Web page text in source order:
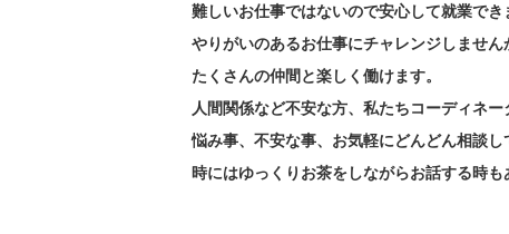
難しいお仕事ではないので安心して就業でき
やりがいのあるお仕事にチャレンジしません
たくさんの仲間と楽しく働けます。
人間関係など不安な方、私たちコーディネ
悩み事、不安な事、お気軽にどんどん相談し
時にはゆっくりお茶をしながらお話する時も